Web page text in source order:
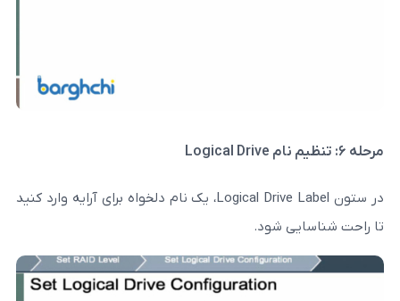
در ستون Logical Drive Label، یک نام دلخواه برای آرایه وارد کنید
شود.